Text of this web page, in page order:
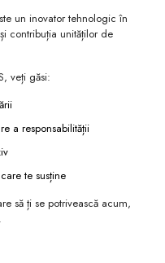
un inovator tehnologic în
contribuția unităților de
veți găsi:
a responsabilității
te susține
să ți se potrivească acum,